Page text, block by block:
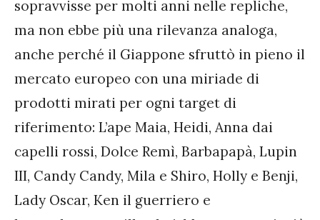
sopravvisse per molti anni nelle repliche,
ma non ebbe più una rilevanza analoga,
anche perché il Giappone sfruttò in pieno il
mercato europeo con una miriade di
prodotti mirati per ogni target di
riferimento: L’ape Maia, Heidi, Anna dai
capelli rossi, Dolce Remì, Barbapapà, Lupin
III, Candy Candy, Mila e Shiro, Holly e Benji,
Lady Oscar, Ken il guerriero e